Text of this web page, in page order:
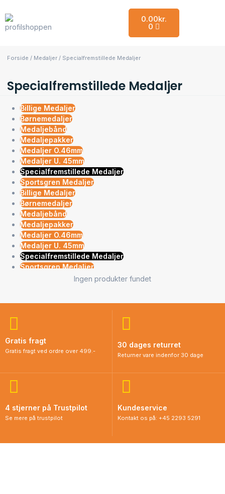
0.00kr.
0
Forside / Medaljer / Specialfremstillede Medaljer
Specialfremstillede Medaljer
Billige Medaljer
Børnemedaljer
Medaljebånd
Medaljepakker
Medaljer O.46mm
Medaljer U. 45mm
Specialfremstillede Medaljer
Sportsgren Medaljer
Billige Medaljer
Børnemedaljer
Medaljebånd
Medaljepakker
Medaljer O.46mm
Medaljer U. 45mm
Specialfremstillede Medaljer
Sportsgren Medaljer
Ingen produkter fundet
Gratis fragt
Gratis fragt ved ordre over 499.-
30 dages returret
Returner vare indenfor 30 dage
4 stjerner på Trustpilot
Se mere på trustpilot
Kundeservice
Kontakt os på: +45 2293 5291